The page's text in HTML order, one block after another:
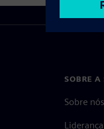
SOBRE A
Sobre nós
Liderança